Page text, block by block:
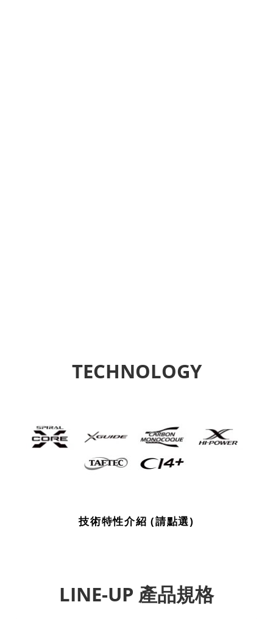
TECHNOLOGY
技術特性介紹 (請點選)
LINE-UP 產品規格